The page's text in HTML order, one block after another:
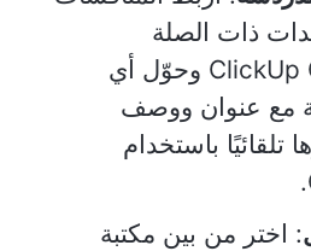
ذات الصلة
باستخدام ClickUp Chat وحوّل أي
مع عنوان ووصف
تلقائيًا باستخدام
: اختر من بين مكتبة